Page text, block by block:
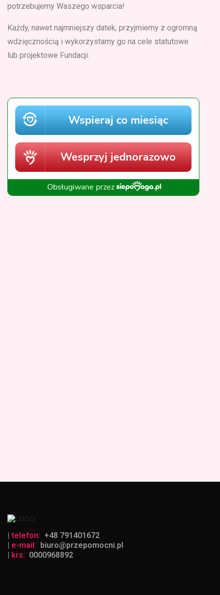
potrzebujemy Waszego wsparcia!
Każdy, nawet najmniejszy datek, przyjmiemy z ogromną
wdzięcznością i wykorzystamy go na cele statutowe
lub projektowe Fundacji.
| telefon: +48 791401672
| e-mail: biuro@przepomocni.pl
| krs: 0000968892